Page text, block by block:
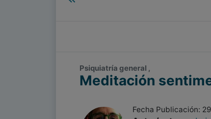
Psiquiatría general ,
Meditación
Fecha Publicación: